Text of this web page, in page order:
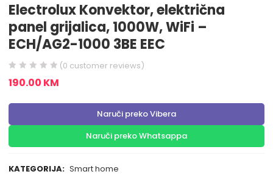
Electrolux Konvektor, električna
panel grijalica, 1000W, WiFi –
ECH/AG2-1000 3BE EEC
(0 customer reviews)
190.00 KM
Naruči preko Vibera
Naruči preko Whatsappa
KATEGORIJA: Smart home